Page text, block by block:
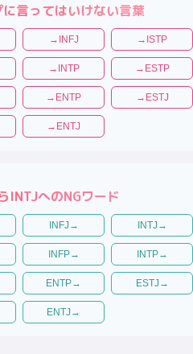
言ってはいけない言葉
→ INFJ → ISTP
→ INTP → ESTP
→ ENTP → ESTJ
→ ENTJ
INTJへのNGワード
INFJ → INTJ →
INFP→ INTP→
ENTP→ ESTJ →
ENTJ →